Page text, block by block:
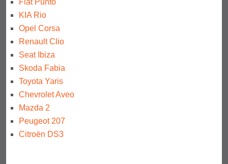
KIA Rio
Opel Corsa
Renault Clio
Seat Ibiza
Skoda Fabia
Toyota Yaris
Chevrolet Aveo
Mazda 2
Peugeot 207
Citroën DS3